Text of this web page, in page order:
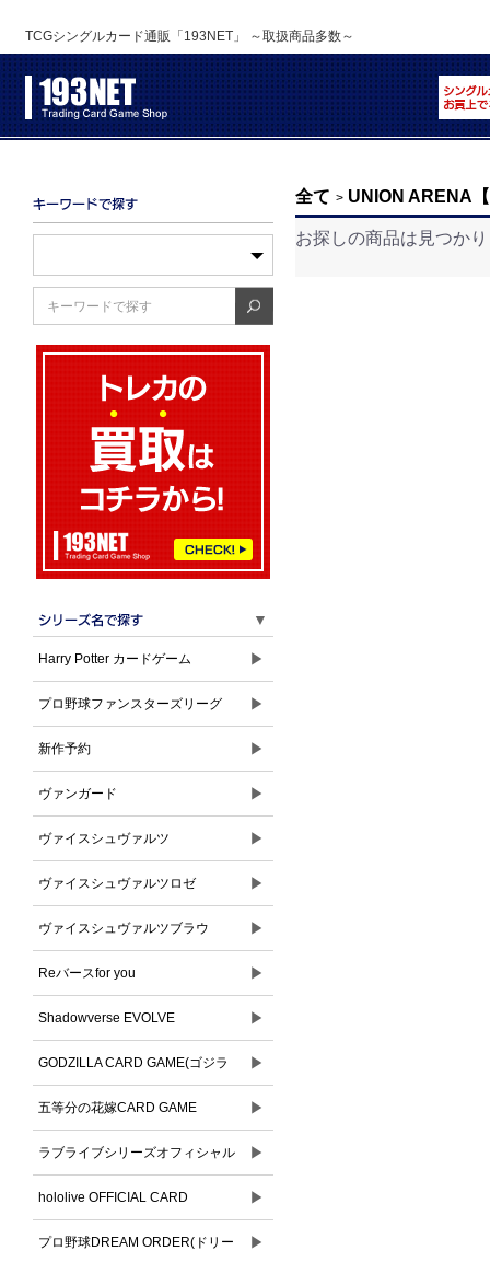
TCGシングルカード通販「193NET」 ～取扱商品多数～
▼
Harry Potter カードゲーム ▶
プロ野球ファンスターズリーグ ▶
新作予約 ▶
ヴァンガード ▶
ヴァイスシュヴァルツ ▶
ヴァイスシュヴァルツロゼ ▶
ヴァイスシュヴァルツブラウ ▶
Reバースfor you ▶
Shadowverse EVOLVE ▶
GODZILLA CARD GAME(ゴジラ
カードゲーム)
▶
五等分の花嫁CARD GAME ▶
ラブライブシリーズオフィシャル
カードゲーム
▶
hololive OFFICIAL CARD
GAME(ホロライブオフィシャルカ
▶
プロ野球DREAM ORDER(ドリー ▶
全て > UNION ARENA
お探しの商品は見つか